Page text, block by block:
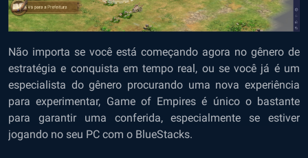
Não importa se você está começando agora no gênero de
estratégia e conquista em tempo real, ou se você já é um
especialista do gênero procurando uma nova experiência
para experimentar, Game of Empires é único o bastante
para garantir uma conferida, especialmente se estiver
jogando no seu PC com o BlueStacks.